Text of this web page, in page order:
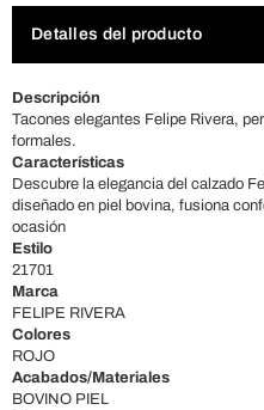
Detalles del producto
Descripción
Tacones elegantes Felipe Rivera,
formales.
Características
Descubre la elegancia del calzado
diseñado en piel bovina, fusiona
ocasión
Estilo
21701
Marca
FELIPE RIVERA
Colores
ROJO
Acabados/Materiales
BOVINO PIEL